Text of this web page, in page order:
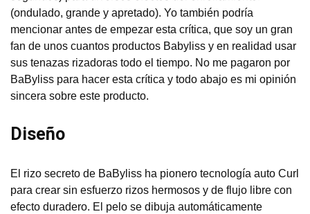
(ondulado, grande y apretado). Yo también podría
mencionar antes de empezar esta crítica, que soy un gran
fan de unos cuantos productos Babyliss y en realidad usar
sus tenazas rizadoras todo el tiempo. No me pagaron por
BaByliss para hacer esta crítica y todo abajo es mi opinión
sincera sobre este producto.
Diseño
El rizo secreto de BaByliss ha pionero tecnología auto Curl
para crear sin esfuerzo rizos hermosos y de flujo libre con
efecto duradero. El pelo se dibuja automáticamente